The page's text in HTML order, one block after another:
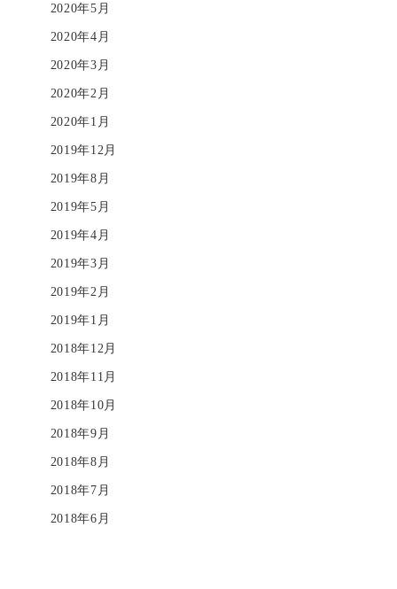
2020年5月
2020年4月
2020年3月
2020年2月
2020年1月
2019年12月
2019年8月
2019年5月
2019年4月
2019年3月
2019年2月
2019年1月
2018年12月
2018年11月
2018年10月
2018年9月
2018年8月
2018年7月
2018年6月